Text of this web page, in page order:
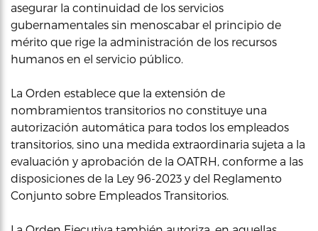
asegurar la continuidad de los servicios
gubernamentales sin menoscabar el principio de
mérito que rige la administración de los recursos
humanos en el servicio público.
La Orden establece que la extensión de
nombramientos transitorios no constituye una
autorización automática para todos los empleados
transitorios, sino una medida extraordinaria sujeta a la
evaluación y aprobación de la OATRH, conforme a las
disposiciones de la Ley 96-2023 y del Reglamento
Conjunto sobre Empleados Transitorios.